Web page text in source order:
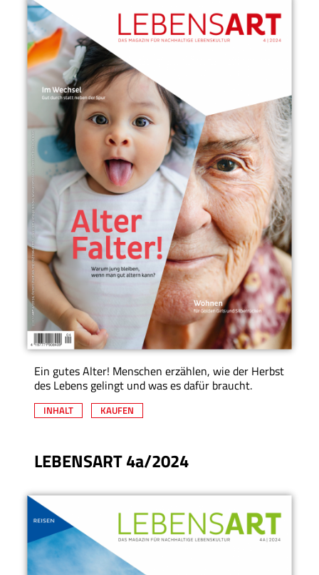
Ein gutes Alter! Menschen erzählen, wie der Herbst
des Lebens gelingt und was es dafür braucht.
INHALT KAUFEN
LEBENSART 4a/2024